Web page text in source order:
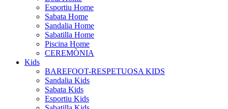
Esportiu Home
Sabata Home
Sandalia Home
Sabatilla Home
Piscina Home
CEREMÒNIA
Kids
BAREFOOT-RESPETUOSA KIDS
Sandalia Kids
Sabata Kids
Esportiu Kids